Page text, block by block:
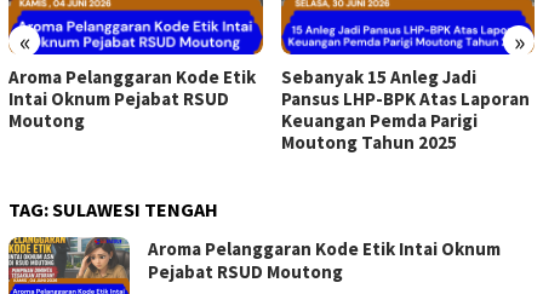
« »
Aroma Pelanggaran Kode Etik
Intai Oknum Pejabat RSUD
Moutong
Sebanyak 15 Anleg Jadi
Pansus LHP-BPK Atas Laporan
Keuangan Pemda Parigi
Moutong Tahun 2025
TAG:SULAWESI TENGAH
Aroma Pelanggaran Kode Etik Intai Oknum
Pejabat RSUD Moutong